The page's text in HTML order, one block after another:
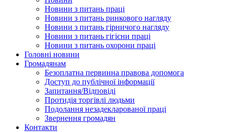
Новини з питань праці
Новини з питань ринкового нагляду
Новини з питань гірничого нагляду
Новини з питань гігієни праці
Новини з питань охорони праці
Головні новини
Громадянам
Безоплатна первинна правова допомога
Доступ до публічної інформації
Запитання/Відповіді
Протидія торгівлі людьми
Подолання незадекларованої праці
Звернення громадян
Контакти